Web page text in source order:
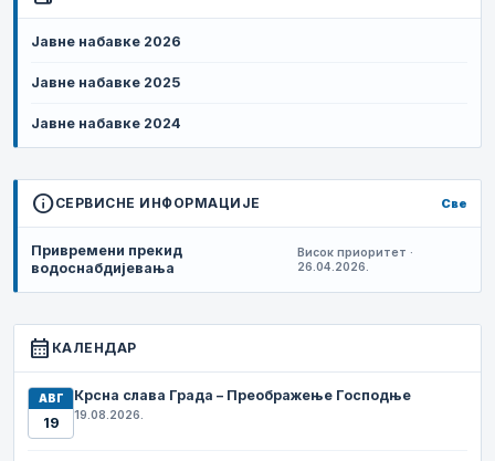
Јавне набавке 2026
Јавне набавке 2025
Јавне набавке 2024
infoСЕРВИСНЕ ИНФОРМАЦИЈЕ Све
Привремени прекид
водоснабдијевања
Висок приоритет ·
26.04.2026.
calendar_month КАЛЕНДАР
АВГ
19
Крсна слава Града – Преображење Господње
19.08.2026.